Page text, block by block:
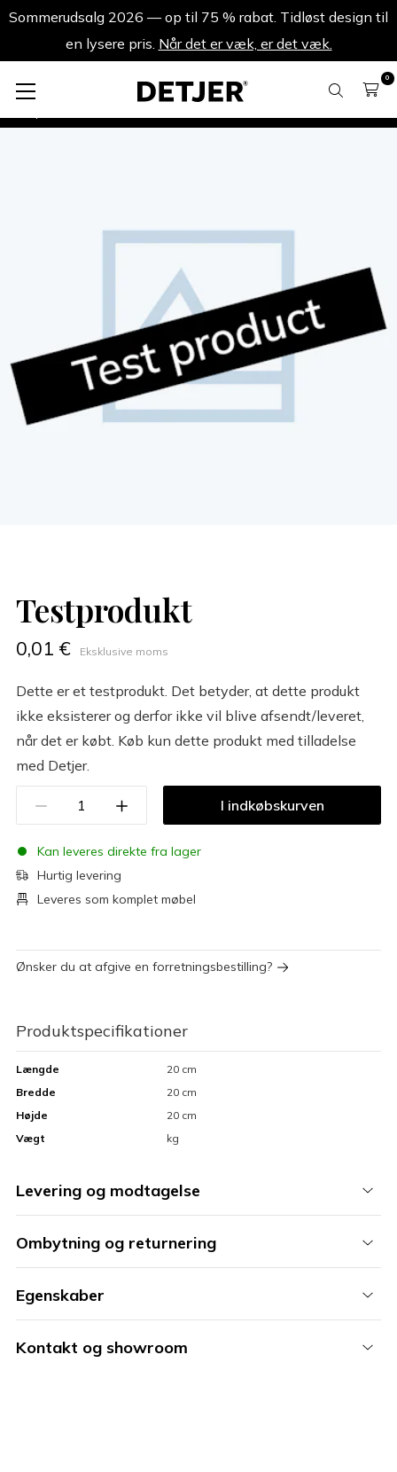
Sommerudsalg 2026 — op til 75 % rabat. Tidløst design til
en lysere pris. Når det er væk, er det væk.
0
Testprodukt
0,01 € Eksklusive moms
Dette er et testprodukt. Det betyder, at dette produkt
ikke eksisterer og derfor ikke vil blive afsendt/leveret,
når det er købt. Køb kun dette produkt med tilladelse
med Detjer.
I indkøbskurven
Kan leveres direkte fra lager
Hurtig levering
Leveres som komplet møbel
Ønsker du at afgive en forretningsbestilling?
Produktspecifikationer
Længde
20 cm
Bredde
20 cm
Højde
20 cm
Vægt
kg
Levering og modtagelse
Ombytning og returnering
Egenskaber
Kontakt og showroom